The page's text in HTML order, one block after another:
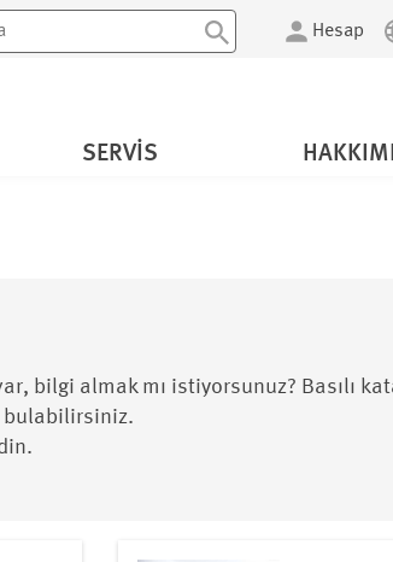
Hesap
SERVIS
bilgi almak mı istiyorsunuz? Basılı
bulabilirsiniz.